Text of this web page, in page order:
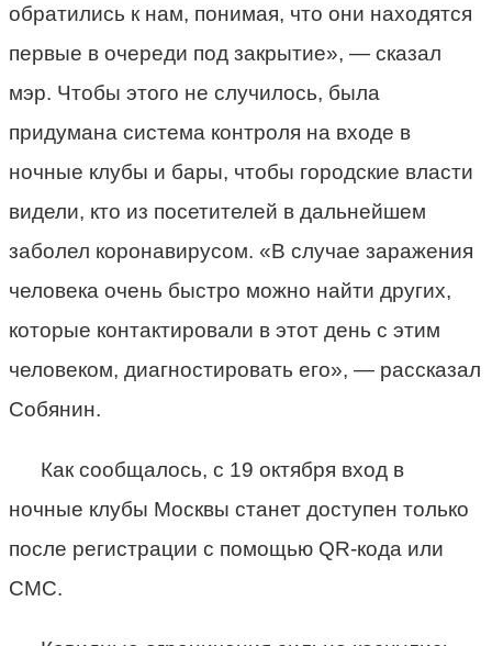
обратились к нам, понимая, что они находятся
первые в очереди под закрытие», — сказал
мэр. Чтобы этого не случилось, была
придумана система контроля на входе в
ночные клубы и бары, чтобы городские власти
видели, кто из посетителей в дальнейшем
заболел коронавирусом. «В случае заражения
человека очень быстро можно найти других,
которые контактировали в этот день с этим
человеком, диагностировать его», — рассказал
Собянин.
Как сообщалось, с 19 октября вход в
ночные клубы Москвы станет доступен только
после регистрации с помощью QR-кода или
СМС.